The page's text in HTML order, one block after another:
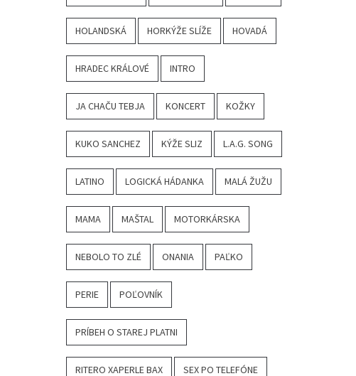
HOLANDSKÁ HORKÝŽE SLÍŽE HOVADÁ
HRADEC KRÁLOVÉ INTRO
JA CHAČU TEBJA KONCERT KOŽKY
KUKO SANCHEZ KÝŽE SLIZ L.A.G. SONG
LATINO LOGICKÁ HÁDANKA MALÁ ŽUŽU
MAMA MAŠTAL MOTORKÁRSKA
NEBOLO TO ZLÉ ONANIA PAĽKO
PERIE POĽOVNÍK
PRÍBEH O STAREJ PLATNI
RITERO XAPERLE BAX SEX PO TELEFÓNE